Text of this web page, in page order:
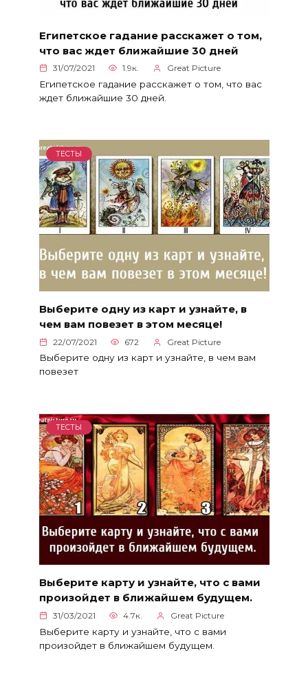
Египетское гадание расскажет о том,
что вас ждет ближайшие 30 дней
31/07/2021 1.9к. Great Picture
Египетское гадание расскажет о том, что вас
ждет ближайшие 30 дней.
ТЕСТЫ
Выберите одну из карт и узнайте, в
чем вам повезет в этом месяце!
22/07/2021 672 Great Picture
Выберите одну из карт и узнайте, в чем вам
повезет
ТЕСТЫ
Выберите карту и узнайте, что с вами
произойдет в ближайшем будущем.
31/03/2021 4.7к. Great Picture
Выберите карту и узнайте, что с вами
произойдет в ближайшем будущем.